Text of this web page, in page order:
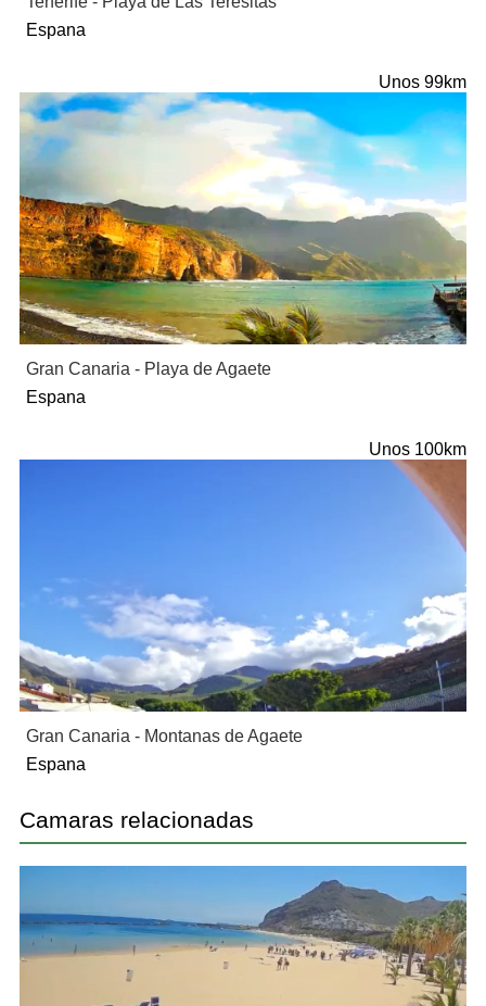
Espana
Unos 99km
Gran Canaria - Playa de Agaete
Espana
Unos 100km
Gran Canaria - Montanas de Agaete
Espana
Camaras relacionadas